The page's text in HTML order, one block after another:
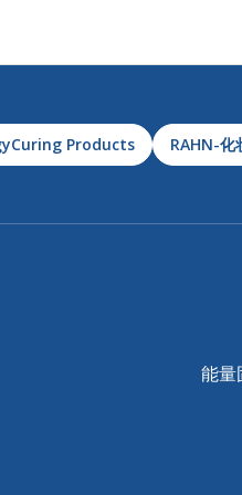
Products RAHN-化
能量